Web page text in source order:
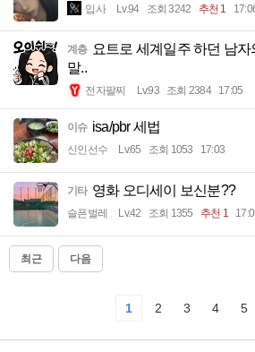
입사 Lv.94 조회 3242 추천 1
계층 요트로 세계일주 하던 남자
말..
전자팔찌 Lv.93 조회 2384 17:05
이슈 isa/pbr 세법
신인선수 Lv.65 조회 1053 17:03
기타 영화 오디세이 보신분??
슬픈벌레 Lv.42 조회 1355 추천 1
최근 다음
1 2 3 4 5